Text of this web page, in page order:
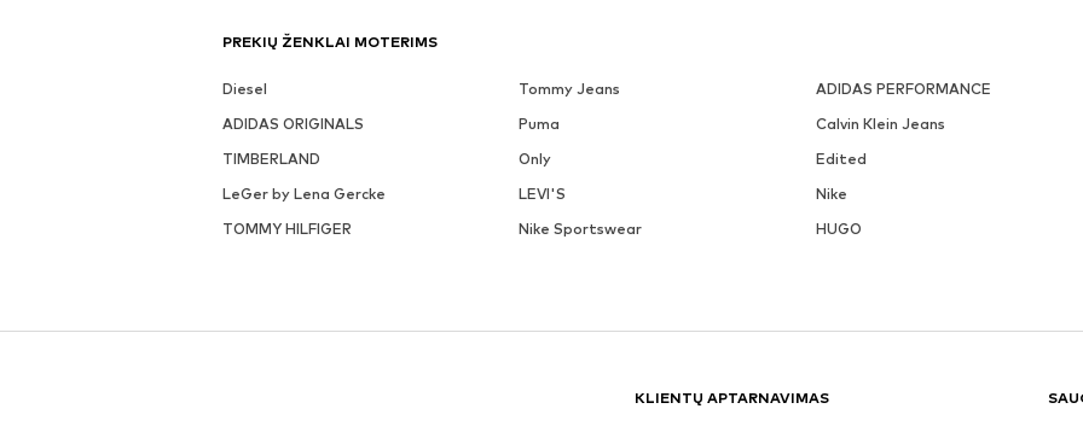
PREKIŲ ŽENKLAI MOTERIMS
Diesel Tommy Jeans
ADIDAS PERFORMANCE
ADIDAS ORIGINALS
Puma
Calvin Klein Jeans
TIMBERLAND
Only
Edited
LeGer by Lena Gercke
LEVI'S
Nike
TOMMY HILFIGER
Nike Sportswear HUGO
KLIENTŲ APTARNAVIMAS